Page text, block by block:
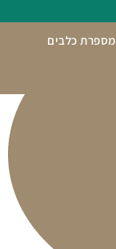
מספרת כלבים